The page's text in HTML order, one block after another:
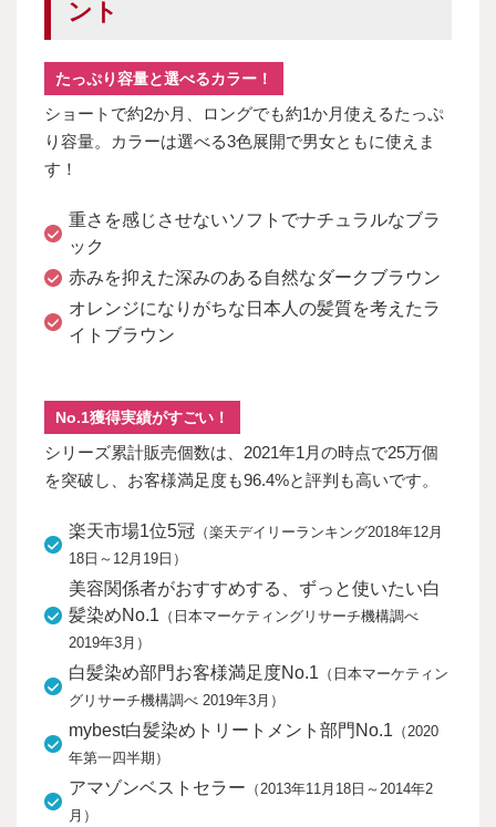
ント
たっぷり容量と選べるカラー！
ショートで約2か月、ロングでも約1か月使えるたっぷ
り容量。カラーは選べる3色展開で男女ともに使えま
す！
重さを感じさせないソフトでナチュラルなブラ
ック
赤みを抑えた深みのある自然なダークブラウン
オレンジになりがちな日本人の髪質を考えたラ
イトブラウン
No.1獲得実績がすごい！
シリーズ累計販売個数は、2021年1月の時点で25万個
を突破し、お客様満足度も96.4%と評判も高いです。
楽天市場1位5冠 （楽天デイリーランキング2018年12月
18日～12月19日）
美容関係者がおすすめする、ずっと使いたい白
髪染めNo.1 （日本マーケティングリサーチ機構調べ
2019年3月）
白髪染め部門お客様満足度No.1 （日本マーケティン
グリサーチ機構調べ 2019年3月）
mybest白髪染めトリートメント部門No.1 （2020
年第一四半期）
アマゾンベストセラー （2013年11月18日～2014年2
月）